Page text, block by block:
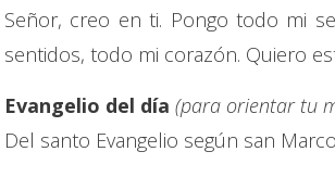
Señor, creo en ti. Pongo todo mi
sentidos, todo mi corazón. Quiero
Evangelio del día (para orientar tu
Del santo Evangelio según san